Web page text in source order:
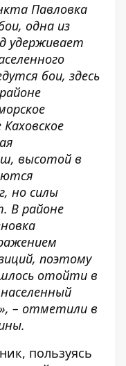
Павловка
одна из
удерживает
бои, здесь
высотой в
но силы
В районе
поэтому
отойти в
– отметили в
пользуясь